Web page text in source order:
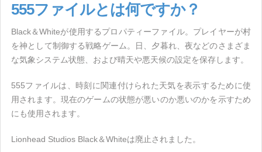
555ファイルとは何ですか？
Black＆Whiteが使用するプロパティーファイル。プレイヤーが村
を神として制御する戦略ゲーム。日、夕暮れ、夜などのさまざま
な気象システム状態、および晴天や悪天候の設定を保存します。
555ファイルは、時刻に関連付けられた天気を表示するために使
用されます。現在のゲームの状態が悪いのか悪いのかを示すため
にも使用されます。
Lionhead Studios Black＆Whiteは廃止されました。